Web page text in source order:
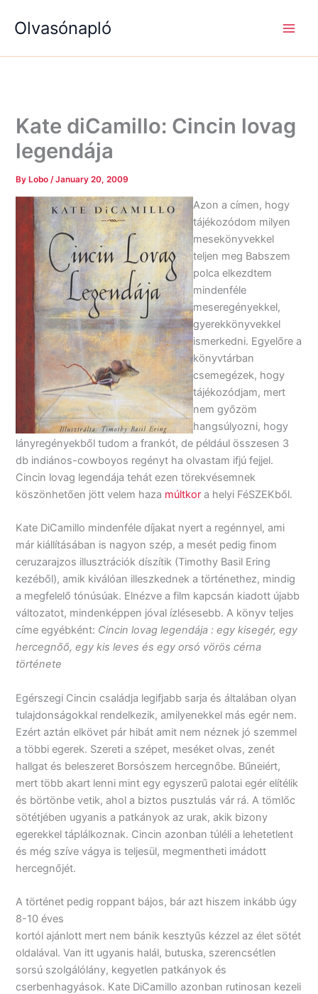
Olvasónapló
Kate diCamillo: Cincin lovag
legendája
By Lobo/January 20, 2009
Azon a címen, hogy
tájékozódom milyen
mesekönyvekkel
teljen meg Babszem
polca elkezdtem
mindenféle
meseregényekkel,
gyerekkönyvekkel
ismerkedni. Egyelőre a
könyvtárban
csemegézek, hogy
tájékozódjam, mert
nem győzöm
hangsúlyozni, hogy
lányregényekből tudom a frankót, de például összesen 3
db indiános-cowboyos regényt ha olvastam ifjú fejjel.
Cincin lovag legendája tehát ezen törekvésemnek
köszönhetően jött velem haza múltkor a helyi FéSZEKből.
Kate DiCamillo mindenféle díjakat nyert a regénnyel, ami
már kiállításában is nagyon szép, a mesét pedig finom
ceruzarajzos illusztrációk díszítik (Timothy Basil Ering
kezéből), amik kiválóan illeszkednek a történethez, mindig
a megfelelő tónúsúak. Elnézve a film kapcsán kiadott újabb
változatot, mindenképpen jóval ízlésesebb. A könyv teljes
címe egyébként: Cincin lovag legendája : egy kisegér, egy
hercegnőő, egy kis leves és egy orsó vörös cérna
története
Egérszegi Cincin családja legifjabb sarja és általában olyan
tulajdonságokkal rendelkezik, amilyenekkel más egér nem.
Ezért aztán elkövet pár hibát amit nem néznek jó szemmel
a többi egerek. Szereti a szépet, meséket olvas, zenét
hallgat és beleszeret Borsószem hercegnőbe. Bűneiért,
mert több akart lenni mint egy egyszerű palotai egér elítélik
és börtönbe vetik, ahol a biztos pusztulás vár rá. A tömlőc
sötétjében ugyanis a patkányok az urak, akik bizony
egerekkel táplálkoznak. Cincin azonban túléli a lehetetlent
és még szíve vágya is teljesül, megmentheti imádott
hercegnőjét.
A történet pedig roppant bájos, bár azt hiszem inkább úgy
8-10 éves
kortól ajánlott mert nem bánik kesztyűs kézzel az élet sötét
oldalával. Van itt ugyanis halál, butuska, szerencsétlen
sorsú szolgálólány, kegyetlen patkányok és
cserbenhagyások. Kate DiCamillo azonban rutinosan kezeli
e
a
é
g
k
é
g
k